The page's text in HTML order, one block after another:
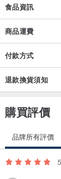
【商品規格】
R橘杯 x 1入
商品容量： 150ML
商品材質： 玻璃
熱銷濾掛咖啡成
重量：10克 ±0.5
保存期限：外包裝
建議水量：120-
可依造個人喜好
保存方式：請放
食品資訊
商品運費
付款方式
退款換貨須知
購買評價
品牌所有評價
5